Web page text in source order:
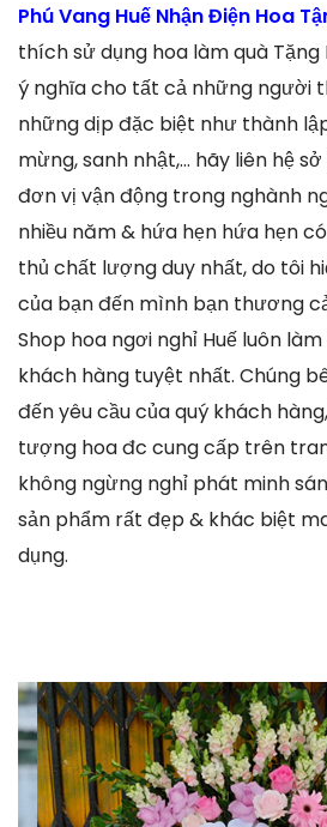
Phú Vang Huế Nhận Điện Hoa
thích sử dụng hoa làm quà
ý nghĩa cho tất cả những người
những dịp đặc biệt như thành
mừng, sanh nhật,… hãy liên hệ
đơn vị vận động trong nghành
nhiều năm & hứa hẹn hứa hẹn
thủ chất lượng duy nhất, do tôi
của bạn đến mình bạn thương
Shop hoa ngơi nghỉ Huế luôn
khách hàng tuyệt nhất. Chúng
đến yêu cầu của quý khách
tượng hoa đc cung cấp trên
không ngừng nghỉ phát minh
sản phẩm rất đẹp & khác biệt
dụng.